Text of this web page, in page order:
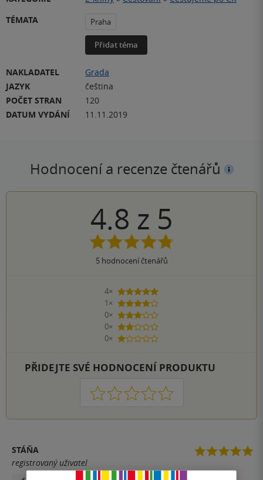
TÉMATA
Praha
Přidat téma
NAKLADATEL
Grada
JAZYK
čeština
POČET STRAN
120
DATUM VYDÁNÍ
11.11.2019
Hodnocení a recenze čtenářů
4.8 z 5
5hodnocení čtenářů
4×
5 hvězdiček
1×
4 hvězdičky
0×
3 hvězdičky
0×
2 hvězdičky
0×
1 hvezdička
PŘIDEJTE SVÉ HODNOCENÍ PRODUKTU
1 2 3 4 5
STÁŇA
registrovaný uživatel